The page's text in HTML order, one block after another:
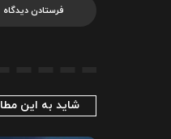
شاید به این